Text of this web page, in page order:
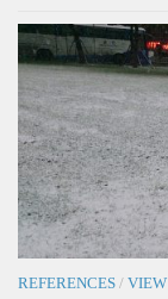
REFERENCES / VIEW